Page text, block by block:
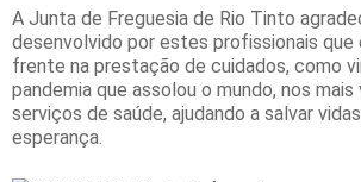
A Junta de Freguesia de Rio Tinto
desenvolvido por estes profissionais que
frente na prestação de cuidados, como
pandemia que assolou o mundo, nos
serviços de saúde, ajudando a salvar
esperança.